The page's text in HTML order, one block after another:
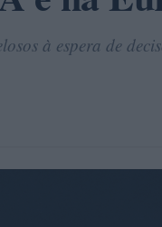
à espera de